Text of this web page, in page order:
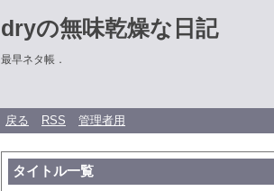
dryの無味乾燥な日記
最早ネタ帳．
戻る RSS 管理者用
タイトル一覧